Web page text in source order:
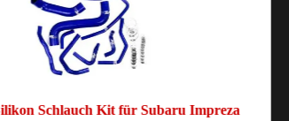
Schlauch Kit für Subaru Impreza